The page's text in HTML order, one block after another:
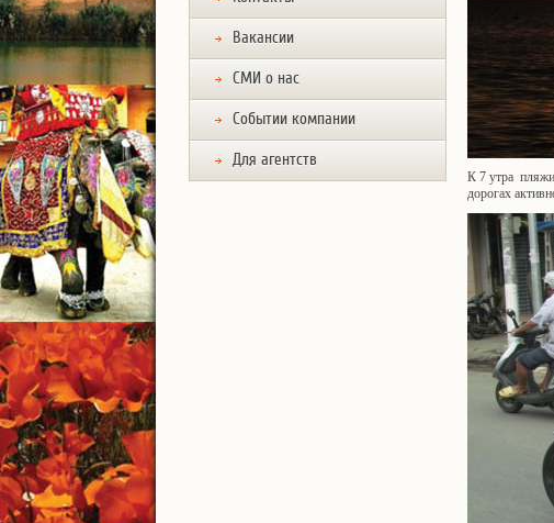
Вакансии
СМИ о нас
Событии компании
Для агентств
К 7 утра пляжи
дорогах